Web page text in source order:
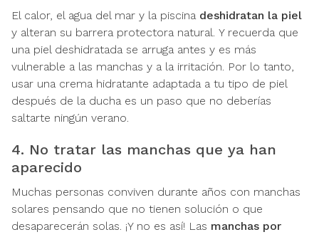
El calor, el agua del mar y la piscina deshidratan la piel
y alteran su barrera protectora natural. Y recuerda que
una piel deshidratada se arruga antes y es más
vulnerable a las manchas y a la irritación. Por lo tanto,
usar una crema hidratante adaptada a tu tipo de piel
después de la ducha es un paso que no deberías
saltarte ningún verano.
4. No tratar las manchas que ya han
aparecido
Muchas personas conviven durante años con manchas
solares pensando que no tienen solución o que
desaparecerán solas. ¡Y no es así! Las manchas por